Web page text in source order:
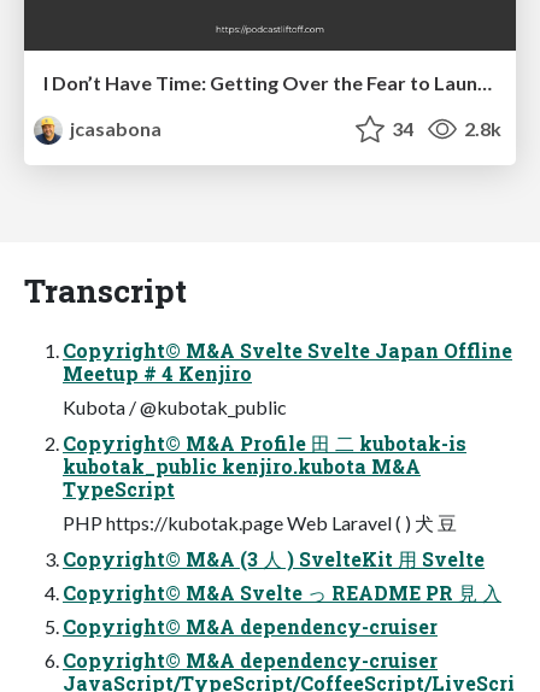
jcasabona
34 2.8k
Transcript
Copyright© M&A Svelte Svelte Japan Offline
Meetup # 4 Kenjiro
Kubota / @kubotak_public
Copyright© M&A Profile 田 二 kubotak-is
kubotak_public kenjiro.kubota M&A
TypeScript
PHP https://kubotak.page Web Laravel ( ) 犬 豆
Copyright© M&A (3 人 ) SvelteKit 用 Svelte
Copyright© M&A Svelte っ README PR 見 入
Copyright© M&A dependency-cruiser
Copyright© M&A dependency-cruiser
JavaScript/TypeScript/CoffeeScript/LiveScri